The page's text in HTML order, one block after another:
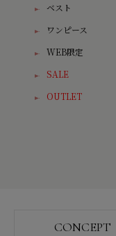
ベスト
ワンピース
WEB限定
SALE
OUTLET
CONCEPT